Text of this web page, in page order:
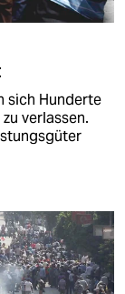
sich Hunderte
verlassen.